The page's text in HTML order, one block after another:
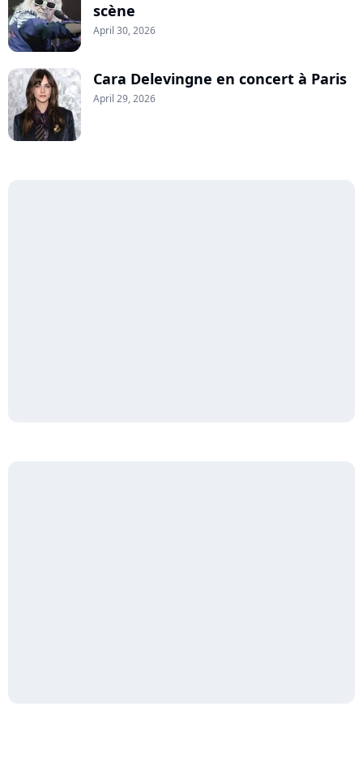
scène
April 30, 2026
Cara Delevingne en concert à Paris
April 29, 2026